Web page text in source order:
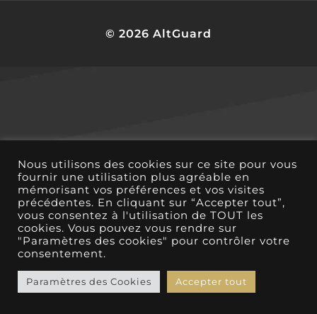
© 2026 AltGuard
Nous utilisons des cookies sur ce site pour vous
fournir une utilisation plus agréable en
mémorisant vos préférences et vos visites
précédentes. En cliquant sur “Accepter tout”,
vous consentez à l'utilisation de TOUT les
cookies. Vous pouvez vous rendre sur
"Paramètres des cookies" pour contrôler votre
consentement.
Paramètres des Cookies Accepter tout